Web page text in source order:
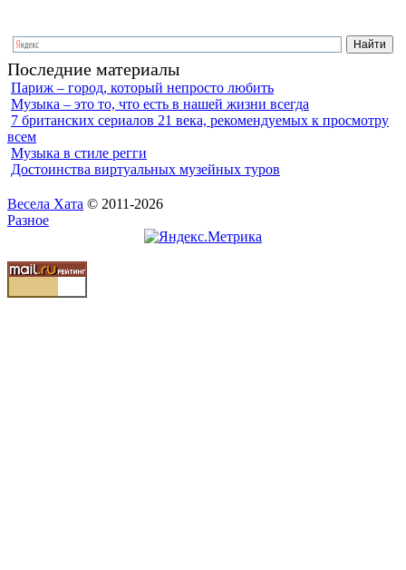
Последние материалы
Париж – город, который непросто любить
Музыка – это то, что есть в нашей жизни всегда
7 британских сериалов 21 века, рекомендуемых к просмотру
всем
Музыка в стиле регги
Достоинства виртуальных музейных туров
Весела Хата © 2011-2026
Разное